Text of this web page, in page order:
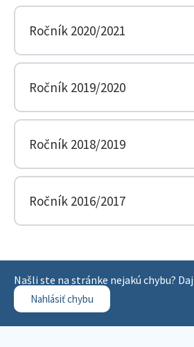
Ročník 2020/2021
Ročník 2019/2020
Ročník 2018/2019
Ročník 2016/2017
Našli ste na stránke nejakú chybu?
Nahlásiť chybu